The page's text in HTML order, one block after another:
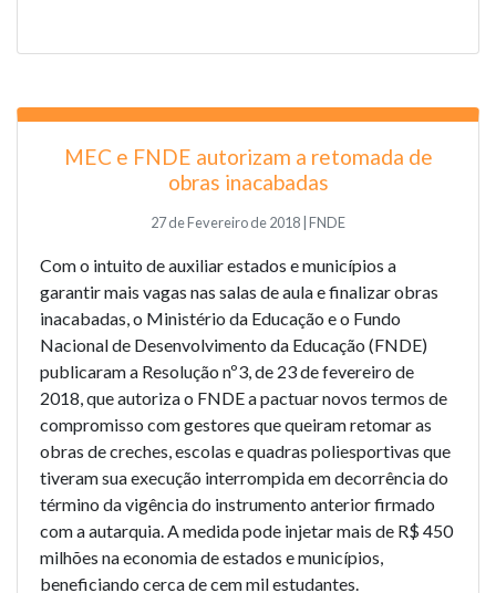
MEC e FNDE autorizam a retomada de
obras inacabadas
27 de Fevereiro de 2018 | FNDE
Com o intuito de auxiliar estados e municípios a
garantir mais vagas nas salas de aula e finalizar obras
inacabadas, o Ministério da Educação e o Fundo
Nacional de Desenvolvimento da Educação (FNDE)
publicaram a Resolução nº3, de 23 de fevereiro de
2018, que autoriza o FNDE a pactuar novos termos de
compromisso com gestores que queiram retomar as
obras de creches, escolas e quadras poliesportivas que
tiveram sua execução interrompida em decorrência do
término da vigência do instrumento anterior firmado
com a autarquia. A medida pode injetar mais de R$ 450
milhões na economia de estados e municípios,
beneficiando cerca de cem mil estudantes.